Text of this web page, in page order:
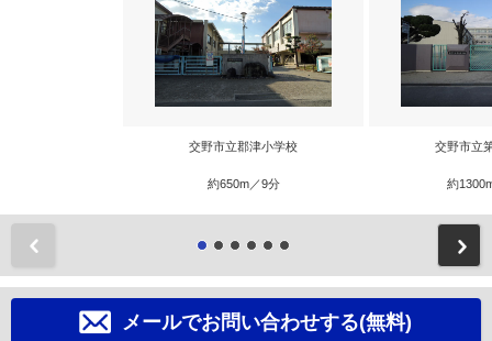
交野市立郡津小学校
約650m／9分
交野市立
約
メールでお問い合わせする(無料)